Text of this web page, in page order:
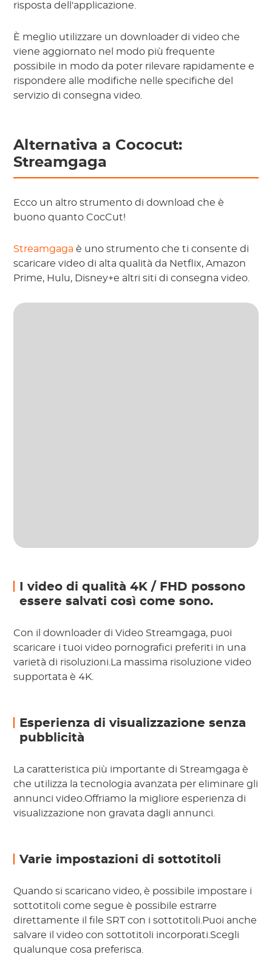
risposta dell'applicazione.
È meglio utilizzare un downloader di video che
viene aggiornato nel modo più frequente
possibile in modo da poter rilevare rapidamente e
rispondere alle modifiche nelle specifiche del
servizio di consegna video.
Alternativa a Cococut:
Streamgaga
Ecco un altro strumento di download che è
buono quanto CocCut!
Streamgagaè uno strumento che ti consente di
scaricare video di alta qualità da Netflix, Amazon
Prime, Hulu, Disney+e altri siti di consegna video.
I video di qualità 4K / FHD possono
essere salvati così come sono.
Con il downloader di Video Streamgaga, puoi
scaricare i tuoi video pornografici preferiti in una
varietà di risoluzioni.La massima risoluzione video
supportata è 4K.
Esperienza di visualizzazione senza
pubblicità
La caratteristica più importante di Streamgaga è
che utilizza la tecnologia avanzata per eliminare gli
annunci video.Offriamo la migliore esperienza di
visualizzazione non gravata dagli annunci.
Varie impostazioni di sottotitoli
Quando si scaricano video, è possibile impostare i
sottotitoli come segue è possibile estrarre
direttamente il file SRT con i sottotitoli.Puoi anche
salvare il video con sottotitoli incorporati.Scegli
qualunque cosa preferisca.